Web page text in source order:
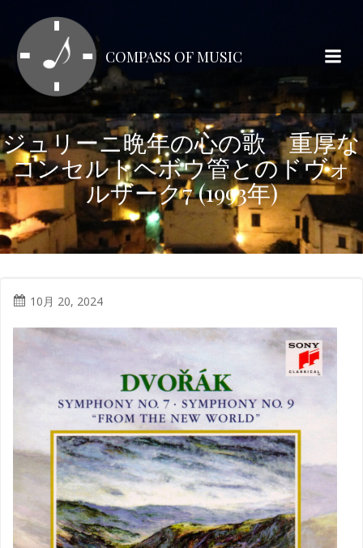
テ
ン
へ
ス
キ
ッ
プ
COMPASS OF MUSIC
ジュリーニ晩年の心の歌 重厚な
コンセルトヘボウ管とのドヴォ
ルザーク7 (1993年)
10月 20, 2024